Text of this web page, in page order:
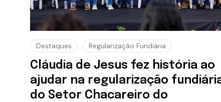
Destaques Regularização Fundiária
Cláudia de Jesus fez história ao
ajudar na regularização
do Setor Chacareiro do